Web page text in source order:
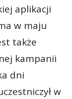
aplikacji
w maju
także
kampanii
dni
w